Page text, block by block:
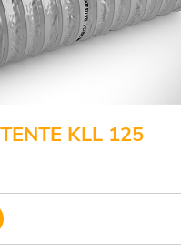
KLL 125